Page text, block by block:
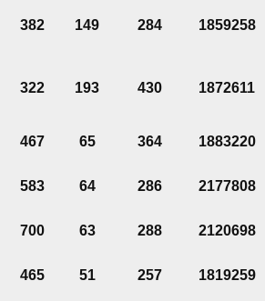
382 149 284 1859258
322 193 430 1872611
467 65 364 1883220
583 64 286 2177808
700 63 288 2120698
465 51 257 1819259